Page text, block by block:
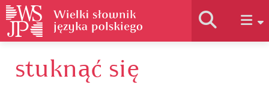
Historia słownika
stuknąć się